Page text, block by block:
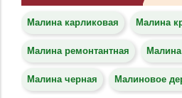
Малина карликовая Малина
Малина ремонтантная
Малина черная Малиновое